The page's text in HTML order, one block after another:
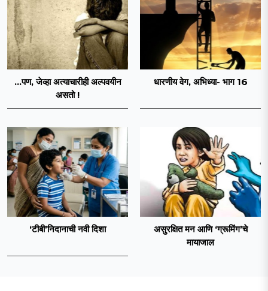
...पण, जेव्हा अत्याचारीही अल्पवयीन
असतो !
धारणीय वेग, अभिध्या- भाग 16
‘टीबी’निदानाची नवी दिशा
असुरक्षित मन आणि ‘ग्रूमिंग’चे
मायाजाल